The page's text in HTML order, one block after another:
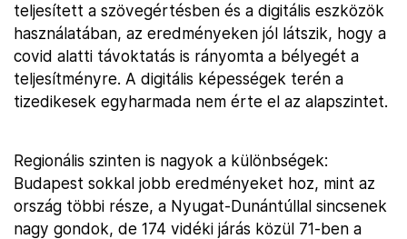
teljesített a szövegértésben és a digitális eszközök
használatában, az eredményeken jól látszik, hogy a
covid alatti távoktatás is rányomta a bélyegét a
teljesítményre. A digitális képességek terén a
tizedikesek egyharmada nem érte el az alapszintet.
Regionális szinten is nagyok a különbségek:
Budapest sokkal jobb eredményeket hoz, mint az
ország többi része, a Nyugat-Dunántúllal sincsenek
nagy gondok, de 174 vidéki járás közül 71-ben a